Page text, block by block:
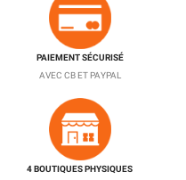
PAIEMENT SÉCURISÉ
AVEC CB ET PAYPAL
4 BOUTIQUES PHYSIQUES